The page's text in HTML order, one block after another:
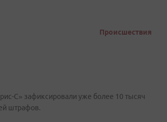
Происшествия
С» зафиксировали уже более 10 тысяч
штрафов.